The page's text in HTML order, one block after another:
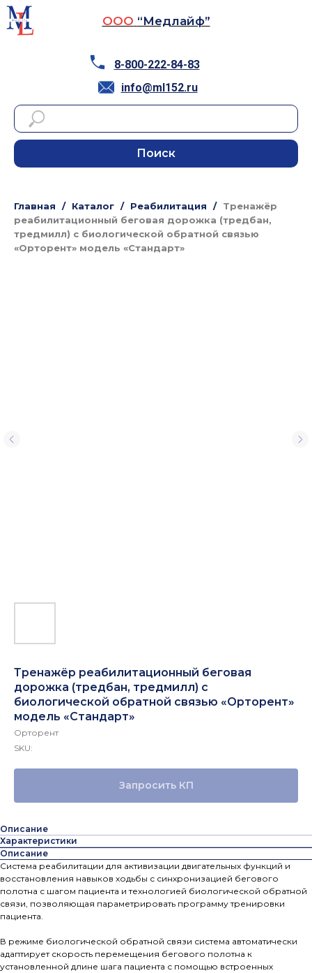
ООО “Медлайф”
info@ml152.ru
8-800-222-84-83
Поиск
Главная Каталог Реабилитация
Тренажёр
реабилитационный беговая дорожка (тредбан,
тредмилл) с биологической обратной связью
«Орторент» модель «Стандарт»
Тренажёр реабилитационный беговая
дорожка (тредбан, тредмилл) с
биологической обратной связью «Орторент»
модель «Стандарт»
Орторент
SKU:
Запросить КП
Описание
Характеристики
Описание
Система реабилитации для активизации двигательных функций и
восстановления навыков ходьбы с синхронизацией бегового
полотна с шагом пациента и технологией биологической обратной
связи, позволяющая параметрировать программу тренировки
пациента.
В режиме биологической обратной связи система автоматически
адаптирует скорость перемещения бегового полотна к
установленной длине шага пациента с помощью встроенных